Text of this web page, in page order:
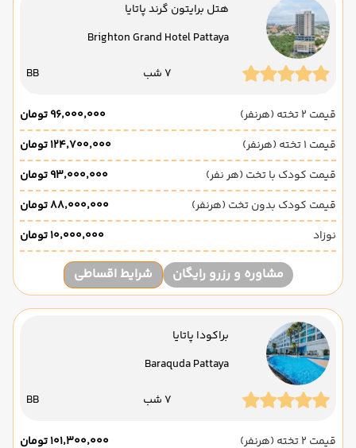
هتل برایتون گرند پاتایا
Brighton Grand Hotel Pattaya
7 شب BB
قیمت 2 تخته (هرنفر)
۹۶٬۰۰۰٬۰۰۰ تومان
قیمت 1 تخته (هرنفر)
۱۲۴٬۷۰۰٬۰۰۰ تومان
قیمت کودک با تخت (هر نفر)
۹۳٬۰۰۰٬۰۰۰ تومان
قیمت کودک بدون تخت (هرنفر)
۸۸٬۰۰۰٬۰۰۰ تومان
نوزاد
۱۰٬۰۰۰٬۰۰۰ تومان
مشاوره و رزرو رایگان شرایط اقساطی
براکودا پاتایا
Baraquda Pattaya
7 شب BB
قیمت 2 تخته (هرنفر)
۱۰۱٬۳۰۰٬۰۰۰ تومان